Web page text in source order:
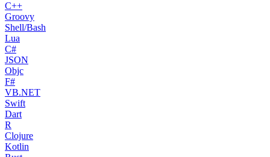
C++
Groovy
Shell/Bash
Lua
C#
JSON
Objc
F#
VB.NET
Swift
Dart
R
Clojure
Kotlin